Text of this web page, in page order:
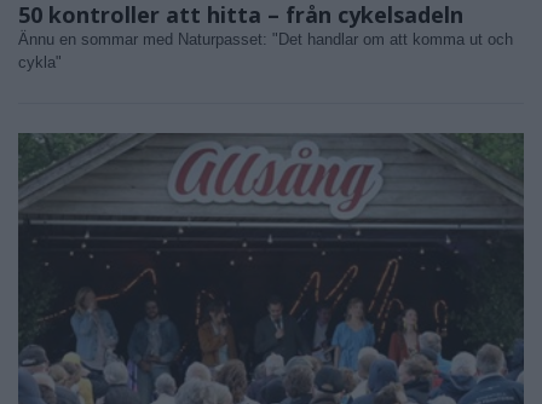
50 kontroller att hitta – från cykelsadeln
Ännu en sommar med Naturpasset: "Det handlar om att komma ut och
cykla"